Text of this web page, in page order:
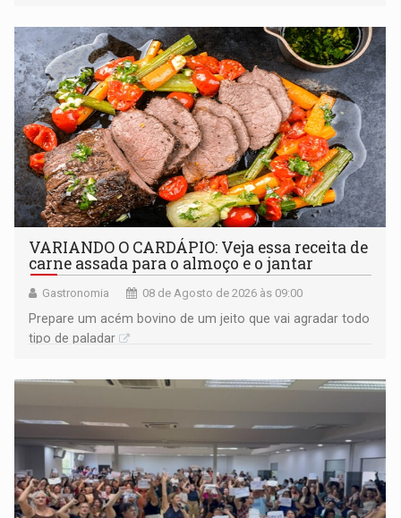
VARIANDO O CARDÁPIO: Veja essa receita de
carne assada para o almoço e o jantar
Gastronomia 08 de Agosto de 2026 às 09:00
Prepare um acém bovino de um jeito que vai agradar todo
tipo de paladar